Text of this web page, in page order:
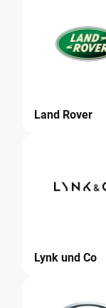
Land Rover
Lynk und Co